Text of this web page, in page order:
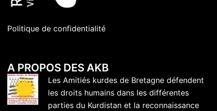
Politique de confidentialité
A PROPOS DES AKB
Les Amitiés kurdes de Bretagne défendent
les droits humains dans les différentes
parties du Kurdistan et la reconnaissance